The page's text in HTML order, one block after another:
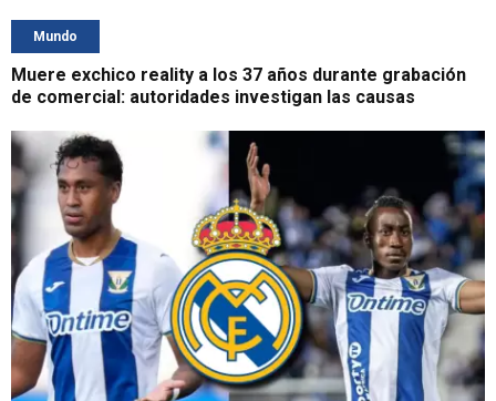
Mundo
Muere exchico reality a los 37 años durante grabación
de comercial: autoridades investigan las causas